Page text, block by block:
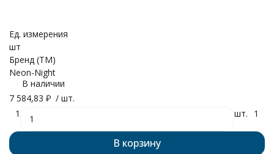
Ед. измерения
шт
Бренд (ТМ)
Neon-Night
В наличии
7 584,83 ₽ / шт.
1
шт. 1
В корзину